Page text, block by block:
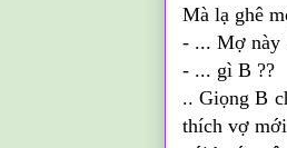
Mà lạ ghê
- ... Mợnày
- ... gì B ??
.. Giọng B
thích vợ mới